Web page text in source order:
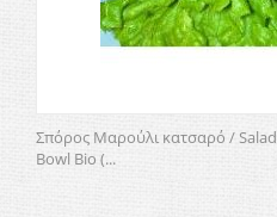
Σπόρος Μαρούλι κατσαρό / Salad
Bowl Bio (...